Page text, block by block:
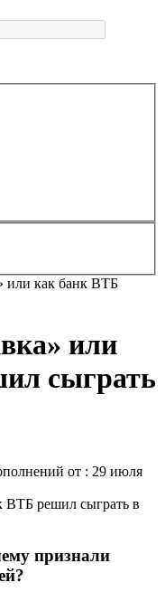
или как банк ВТБ
или
сыграть
от : 29 июля
признали